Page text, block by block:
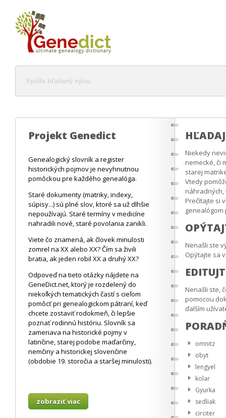
Projekt Genedict
Genealogický slovník a register
historických pojmov je nevyhnutnou
pomôckou pre každého genealóga.
Staré dokumenty (matriky, indexy,
súpisy...) sú plné slov, ktoré sa už dlhšie
nepoužívajú. Staré termíny v medicíne
nahradili nové, staré povolania zanikli.
Viete čo znamená, ak človek minulosti
zomrel na XX alebo XX? Čím sa živili
bratia, ak jeden robil XX a druhý XX?
Odpoveď na tieto otázky nájdete na
GeneDict.net, ktorý je rozdelený do
niekoľkých tematických častí s cieľom
pomôcť pri genealogickom pátraní, keď
chcete zostaviť rodokmeň, či lepšie
poznať rodinnú históriu. Slovník sa
zameriava na historické pojmy v
latinčine, starej podobe maďarčiny,
nemčiny a historickej slovenčine
(obdobie 19. storočia a staršej minulosti).
zobraziť viac
Niekedy
nemecké, či
starej
Vtedy
náhradných,
Prečítajte si
Nenašli ste
Opýtajte sa
Nenašli ste,
pomocou
ďalším
omnitz
obyt
lengyel
kolar
Gyurka
sedliak
circiter